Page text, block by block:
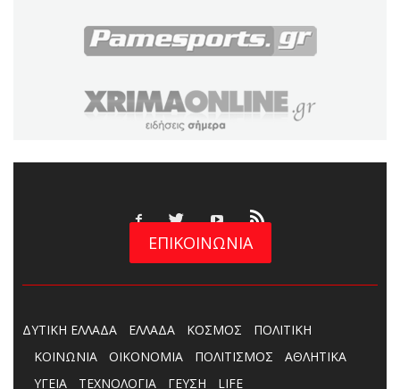
ΕΠΙΚΟΙΝΩΝΙΑ
ΔΥΤΙΚΗ ΕΛΛΑΔΑ ΕΛΛΑΔΑ ΚΟΣΜΟΣ
ΠΟΛΙΤΙΚΗ
ΚΟΙΝΩΝΙΑ
ΟΙΚΟΝΟΜΙΑ ΠΟΛΙΤΙΣΜΟΣ
ΑΘΛΗΤΙΚΑ
ΥΓΕΙΑ
ΤΕΧΝΟΛΟΓΙΑ ΓΕΥΣΗ LIFE